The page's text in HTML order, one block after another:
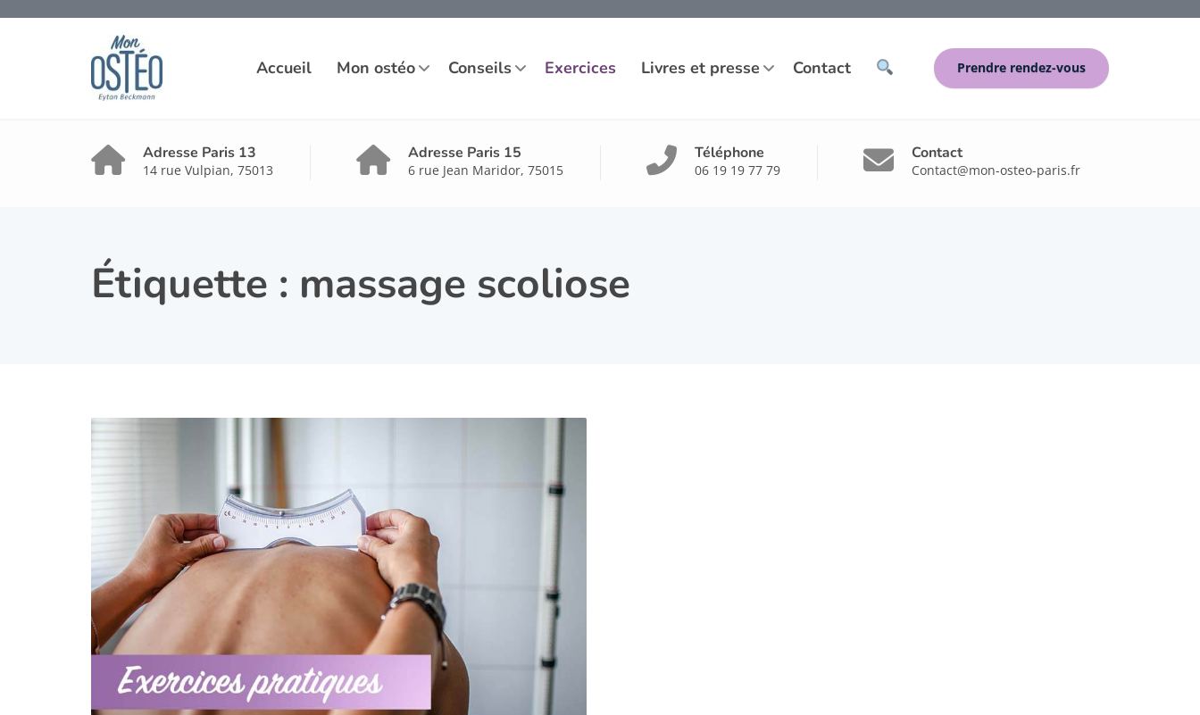
Accueil Mon ostéo Conseils Exercices Livres et presse Contact Prendre rendez-vous
Adresse Paris 13
14 rue Vulpian, 75013
Adresse Paris 15
6 rue Jean Maridor, 75015
Téléphone
06 19 19 77 79
Contact
Contact@mon-osteo-paris.fr
Étiquette : massage scoliose